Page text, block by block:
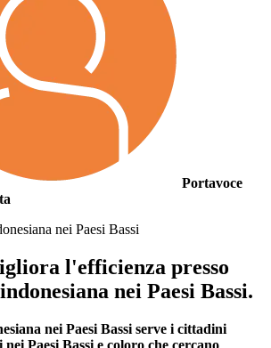
Portavoce
nei Paesi Bassi
l'efficienza presso
nei Paesi Bassi.
nei Paesi Bassi serve i cittadini
Paesi Bassi e coloro che cercano